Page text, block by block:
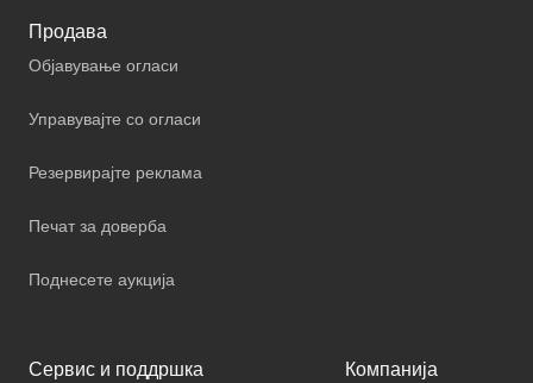
Продава
Објавување огласи
Управувајте со огласи
Резервирајте реклама
Печат за доверба
Поднесете аукција
Сервис и поддршка Компанија